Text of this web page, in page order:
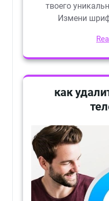
твоего
Измени
как